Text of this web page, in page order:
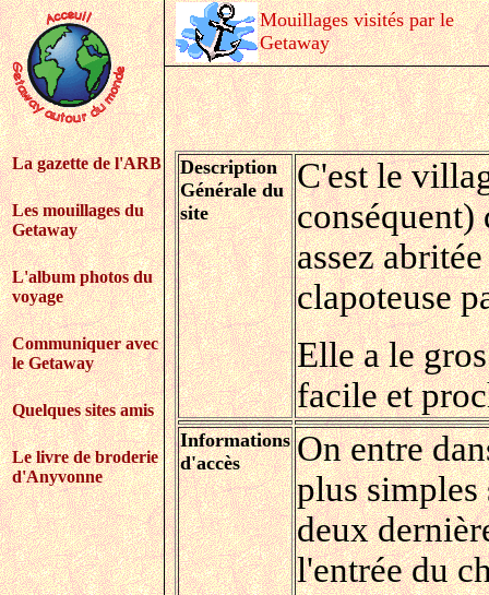
La gazette de l'ARB
Les mouillages du
Getaway
L'album photos du
voyage
Communiquer avec
le Getaway
Quelques sites amis
Le livre de broderie
d'Anyvonne
Mouillages visités par le
Getaway
Description
Générale du
site
C'est le
conséquent)
assez
clapoteuse
Elle a le
facile et
Informations
d'accès
On entre
plus simples
deux
l'entrée du